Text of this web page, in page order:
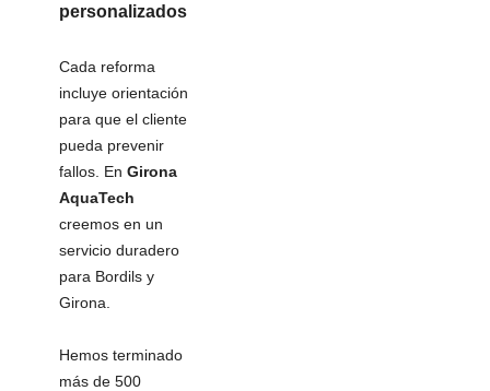
personalizados
Cada reforma
incluye orientación
para que el cliente
pueda prevenir
fallos. En Girona
AquaTech
creemos en un
servicio duradero
para Bordils y
Girona.
Hemos terminado
más de 500